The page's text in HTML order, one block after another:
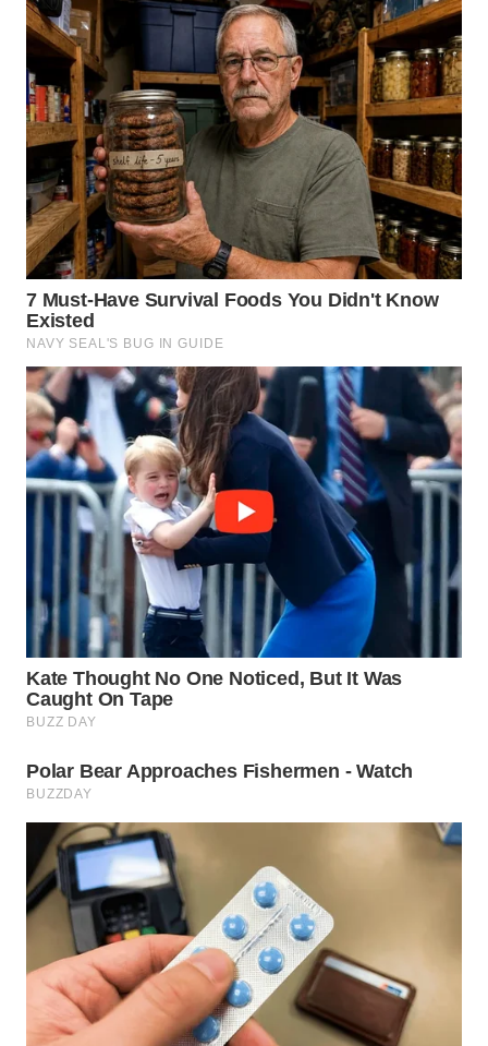
LAWAS
WN
SUMEDANG
WN
CIANJUR
WN
KEPULAUAN
SERIBU
WN
WN
BINJAI
WN
CIREBON
WN
INDRAMAYU
WN
KUNINGAN
MAJALENGKA
WN
SUBANG
WN
SUKABUMI
WN
PURWAKARTA